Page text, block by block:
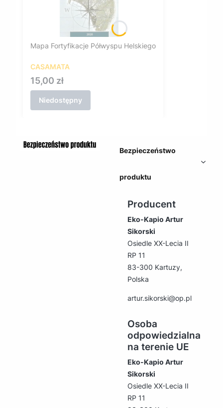
Mapa Fortyfikacje Półwyspu Helskiego
CASAMATA
Cena
15,00 zł
Niedostępny
Bezpieczeństwo
produktu
Producent
Eko-Kapio Artur
Sikorski
Osiedle XX-Lecia II
RP 11
83-300 Kartuzy,
Polska
artur.sikorski@op.pl
Osoba
odpowiedzialna
na terenie UE
Eko-Kapio Artur
Sikorski
Osiedle XX-Lecia II
RP 11